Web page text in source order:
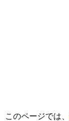
このページでは、